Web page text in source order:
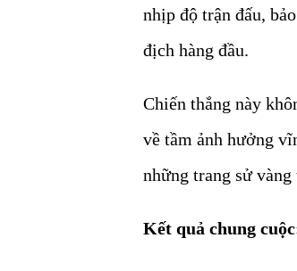
nhịp độ trận đấu,
địch hàng đầu.
Chiến thắng này
về tầm ảnh hưởng
những trang sử
Kết quả chung